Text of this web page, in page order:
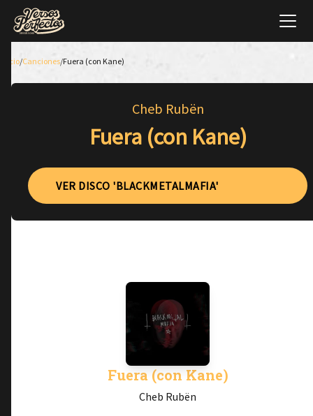
Inicio/Canciones/Fuera (con Kane)
Cheb Rubën
Fuera (con Kane)
VER DISCO 'BLACKMETALMAFIA'
Fuera (con Kane)
Cheb Rubën